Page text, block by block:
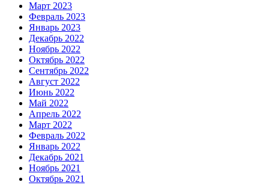
Март 2023
Февраль 2023
Январь 2023
Декабрь 2022
Ноябрь 2022
Октябрь 2022
Сентябрь 2022
Август 2022
Июнь 2022
Май 2022
Апрель 2022
Март 2022
Февраль 2022
Январь 2022
Декабрь 2021
Ноябрь 2021
Октябрь 2021